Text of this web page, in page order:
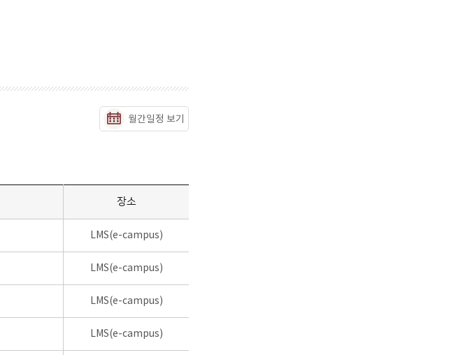
월간일정 보기
장소
LMS(e-campus)
LMS(e-campus)
LMS(e-campus)
LMS(e-campus)